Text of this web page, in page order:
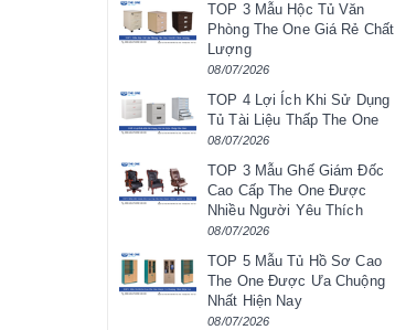
TOP 3 Mẫu Hộc Tủ Văn
Phòng The One Giá Rẻ Chất
Lượng
08/07/2026
TOP 4 Lợi Ích Khi Sử Dụng
Tủ Tài Liệu Thấp The One
08/07/2026
TOP 3 Mẫu Ghế Giám Đốc
Cao Cấp The One Được
Nhiều Người Yêu Thích
08/07/2026
TOP 5 Mẫu Tủ Hồ Sơ Cao
The One Được Ưa Chuộng
Nhất Hiện Nay
08/07/2026